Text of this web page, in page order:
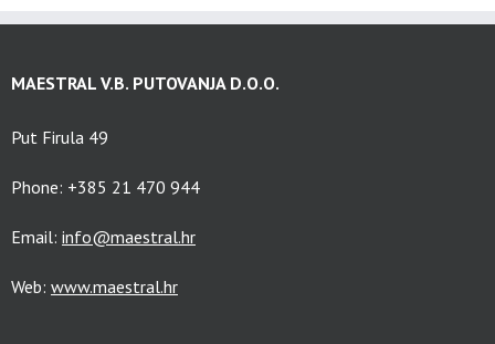
MAESTRAL V.B. PUTOVANJA D.O.O.
Put Firula 49
Phone: +385 21 470 944
Email: info@maestral.hr
Web: www.maestral.hr